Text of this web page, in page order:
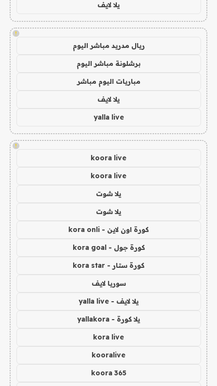
يلا لايف
!
ريال مدريد مباشر اليوم
برشلونة مباشر اليوم
مباريات اليوم مباشر
يلا لايف
yalla live
!
koora live
koora live
يلا شوت
يلا شوت
كورة اون لاين - kora onli
كورة جول - kora goal
كورة ستار - kora star
سوريا لايف
يلا لايف - yalla live
يلا كورة - yallakora
kora live
kooralive
koora 365